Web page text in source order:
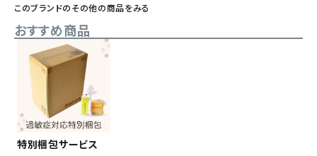
このブランドのその他の商品をみる
おすすめ商品
特別梱包サービス